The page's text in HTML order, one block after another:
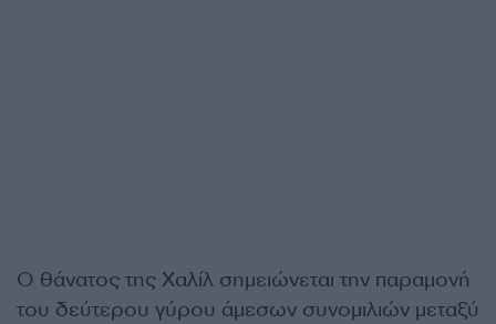
Ο θάνατος της Χαλίλ σημειώνεται την παραμονή
του δεύτερου γύρου άμεσων συνομιλιών μεταξύ